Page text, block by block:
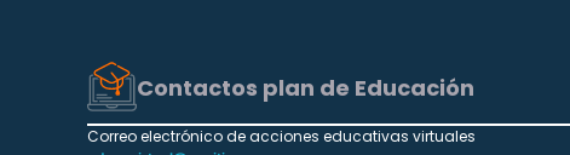
Contactos plan de Educación
Correo electrónico de acciones educativas virtuales